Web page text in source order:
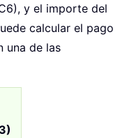
y el importe del
calcular el pago
una de las